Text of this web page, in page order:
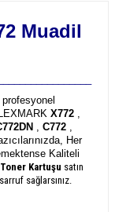
Muadil
profesyonel
LEXMARK X772 ,
, C772 ,
Her
Kaliteli
Kartuşu satın
sağlarsınız.